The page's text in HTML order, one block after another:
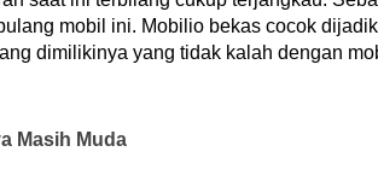
mobil ini. Mobilio bekas cocok
dimilikinya yang tidak kalah dengan
Masih Muda